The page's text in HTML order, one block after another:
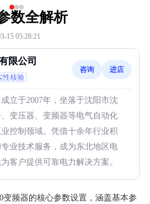
数全解析
15 05:28:21
限公司
性核验
咨询 进店
立于2007年，坐落于沈阳市沈
变压器、变频器等电气自动化
控制领域。凭借十余年行业积
业技术服务，成为东北地区电
客户提供可靠电力解决方案。
变频器的核心参数设置，涵盖基本参